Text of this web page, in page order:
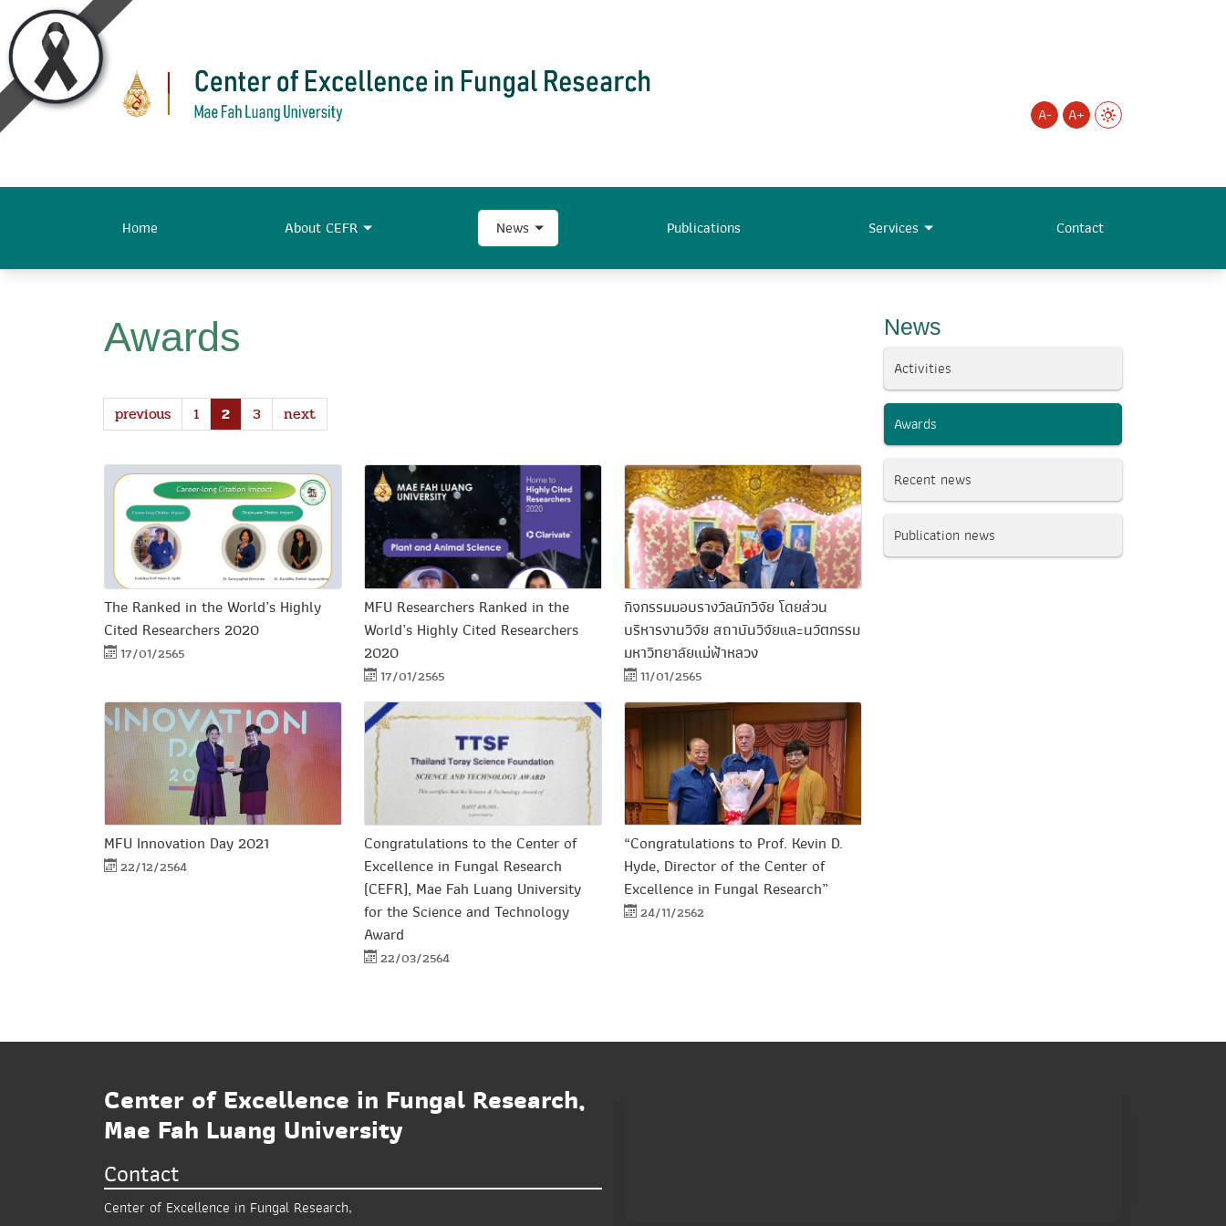
A- A+
Home About CEFR News Publications Services Contact
Awards
previous 1 2 3 next
The Ranked in the World’s Highly
Cited Researchers 2020
17/01/2565
MFU Researchers Ranked in the
World’s Highly Cited Researchers
2020
17/01/2565
กิจกรรมมอบรางวัลนักวิจัย โดยส่วน
บริหารงานวิจัย สถาบันวิจัยและนวัตกรรม
มหาวิทยาลัยแม่ฟ้าหลวง
11/01/2565
MFU Innovation Day 2021
22/12/2564
Congratulations to the Center of
Excellence in Fungal Research
(CEFR), Mae Fah Luang University
for the Science and Technology
Award
22/03/2564
“Congratulations to Prof. Kevin D.
Hyde, Director of the Center of
Excellence in Fungal Research”
24/11/2562
News
Activities
Awards
Recent news
Publication news
Center of Excellence in Fungal Research,
Mae Fah Luang University
Contact
Center of Excellence in Fungal Research,